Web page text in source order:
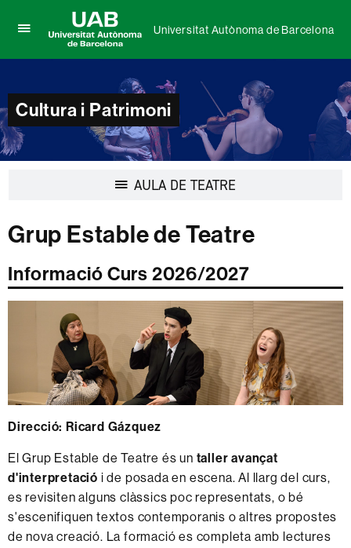
per
menú
de
Universitat
Autònoma
de
de
Barcelona
Universitat Autònoma de Barcelona
Cultura i Patrimoni
AULA DE TEATRE
Grup Estable de Teatre
Informació Curs 2026/2027
Direcció: Ricard Gázquez
El Grup Estable de Teatre és un taller avançat
d'interpretació i de posada en escena. Al llarg del curs,
es revisiten alguns clàssics poc representats, o bé
s'escenifiquen textos contemporanis o altres propostes
de nova creació. La formació es completa amb lectures